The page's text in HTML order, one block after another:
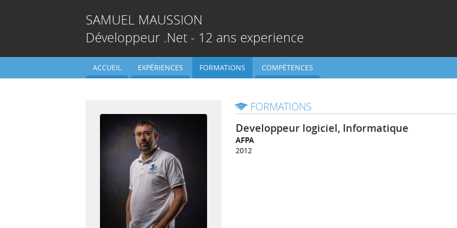
SAMUEL MAUSSION
Développeur .Net - 12 ans experience
ACCUEIL EXPÉRIENCES FORMATIONS COMPÉTENCES
FORMATIONS
Developpeur logiciel, Informatique
AFPA
2012